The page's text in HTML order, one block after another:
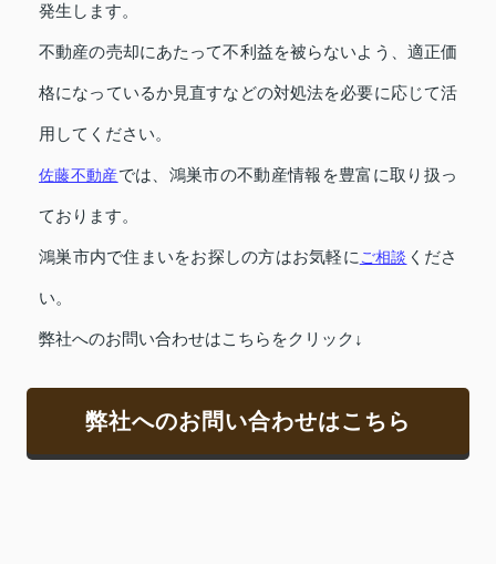
発生します。
不動産の売却にあたって不利益を被らないよう、適正価
格になっているか見直すなどの対処法を必要に応じて活
用してください。
佐藤不動産では、鴻巣市の不動産情報を豊富に取り扱っ
ております。
鴻巣市内で住まいをお探しの方はお気軽に ご相談 くださ
い。
弊社へのお問い合わせはこちらをクリック↓
弊社へのお問い合わせはこちら